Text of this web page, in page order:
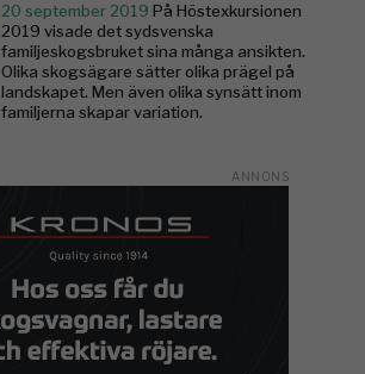
20 september 2019 På Höstexkursionen
2019 visade det sydsvenska
familjeskogsbruket sina många ansikten.
Olika skogsägare sätter olika prägel på
landskapet. Men även olika synsätt inom
familjerna skapar variation.